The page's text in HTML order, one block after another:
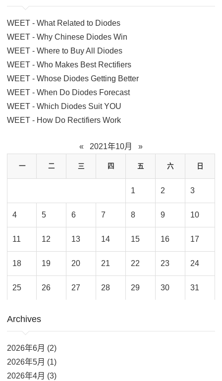
WEET - What Related to Diodes
WEET - Why Chinese Diodes Win
WEET - Where to Buy All Diodes
WEET - Who Makes Best Rectifiers
WEET - Whose Diodes Getting Better
WEET - When Do Diodes Forecast
WEET - Which Diodes Suit YOU
WEET - How Do Rectifiers Work
« 2021年10月 »
一 二 三 四 五 六 日
1 2 3
4 5 6 7 8 9 10
11 12 13 14 15 16 17
18 19 20 21 22 23 24
25 26 27 28 29 30 31
Archives
2026年6月 (2)
2026年5月 (1)
2026年4月 (3)